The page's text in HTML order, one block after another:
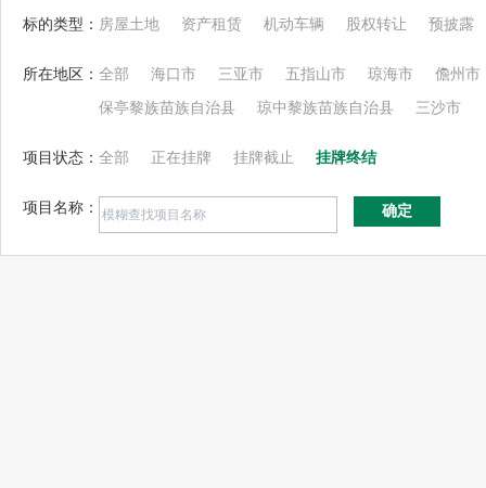
标的类型： 房屋土地 资产租赁 机动车辆 股权转让 预披露
所在地区： 全部 海口市 三亚市 五指山市 琼海市 儋州市
保亭黎族苗族自治县 琼中黎族苗族自治县 三沙市
项目状态： 全部 正在挂牌 挂牌截止 挂牌终结
项目名称： 确定